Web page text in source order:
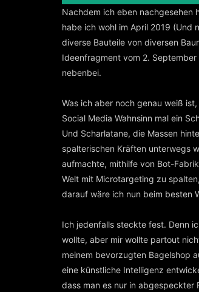
Nachdem ich eben nachgesehen
habe ich wohl im April 2019 (Und
diverse Bauteile von diversen
Ideenfragment vom 2.
nebenbei.
Was ich aber noch genau weiß
Social Media Wahnsinn mal ein
Und Scharlatane, die Massen
spalterischen Kräften unterwegs
aufmachte, mithilfe von Bot-
Welt mit Microtargeting zu
darauf wäre ich nun beim besten
Ich jedenfalls steckte fest. Denn
wollte, aber mir wollte partout
meinem bevorzugten Bagelshop
eine künstliche Intelligenz
dass man es nur in abgespeckter